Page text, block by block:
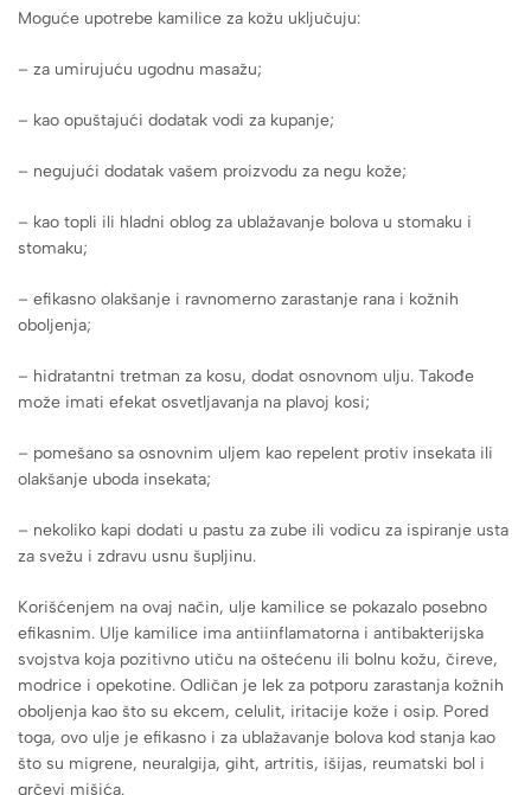
Moguće upotrebe kamilice za kožu uključuju:
– za umirujuću ugodnu masažu;
– kao opuštajući dodatak vodi za kupanje;
– negujući dodatak vašem proizvodu za negu kože;
– kao topli ili hladni oblog za ublažavanje bolova u stomaku i
stomaku;
– efikasno olakšanje i ravnomerno zarastanje rana i kožnih
oboljenja;
– hidratantni tretman za kosu, dodat osnovnom ulju. Takođe
može imati efekat osvetljavanja na plavoj kosi;
– pomešano sa osnovnim uljem kao repelent protiv insekata ili
olakšanje uboda insekata;
– nekoliko kapi dodati u pastu za zube ili vodicu za ispiranje usta
za svežu i zdravu usnu šupljinu.
Korišćenjem na ovaj način, ulje kamilice se pokazalo posebno
efikasnim. Ulje kamilice ima antiinflamatorna i antibakterijska
svojstva koja pozitivno utiču na oštećenu ili bolnu kožu, čireve,
modrice i opekotine. Odličan je lek za potporu zarastanja kožnih
oboljenja kao što su ekcem, celulit, iritacije kože i osip. Pored
toga, ovo ulje je efikasno i za ublažavanje bolova kod stanja kao
što su migrene, neuralgija, giht, artritis, išijas, reumatski bol i
grčevi mišića.